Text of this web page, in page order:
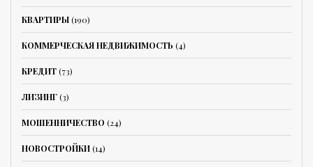
КВАРТИРЫ(190)
КОММЕРЧЕСКАЯ НЕДВИЖИМОСТЬ (4)
КРЕДИТ(73)
ЛИЗИНГ(3)
МОШЕННИЧЕСТВО (24)
НОВОСТРОЙКИ(14)